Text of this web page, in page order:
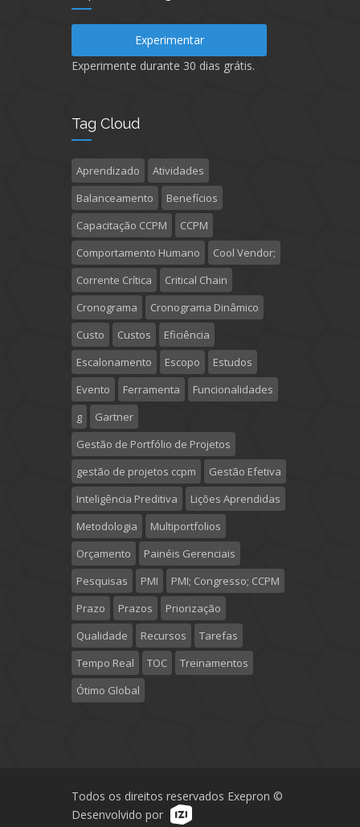
Experimentar
Experimente durante 30 dias grátis.
Tag Cloud
Aprendizado
Atividades
Balanceamento
Benefícios
Capacitação CCPM
CCPM
Comportamento Humano
Cool Vendor;
Corrente Crítica
Critical Chain
Cronograma
Cronograma Dinâmico
Custo
Custos
Eficiência
Escalonamento
Escopo
Estudos
Evento
Ferramenta
Funcionalidades
g
Gartner
Gestão de Portfólio de Projetos
gestão de projetos ccpm
Gestão Efetiva
Inteligência Preditiva
Lições Aprendidas
Metodologia
Multiportfolios
Orçamento
Painéis Gerenciais
Pesquisas
PMI
PMI; Congresso; CCPM
Prazo
Prazos
Priorização
Qualidade
Recursos
Tarefas
Tempo Real
TOC
Treinamentos
Ótimo Global
Todos os direitos reservados Exepron ©
Desenvolvido por